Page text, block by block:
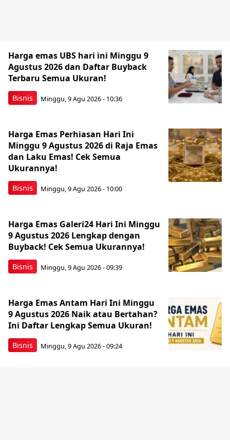
Bisnis
Harga emas UBS hari ini Minggu 9
Agustus 2026 dan Daftar Buyback
Terbaru Semua Ukuran!
Minggu, 9 Agu 2026 - 10:36
Bisnis
Harga Emas Perhiasan Hari Ini
Minggu 9 Agustus 2026 di Raja Emas
dan Laku Emas! Cek Semua
Ukurannya!
Minggu, 9 Agu 2026 - 10:00
Bisnis
Harga Emas Galeri24 Hari Ini Minggu
9 Agustus 2026 Lengkap dengan
Buyback! Cek Semua Ukurannya!
Minggu, 9 Agu 2026 - 09:39
Bisnis
Harga Emas Antam Hari Ini Minggu
9 Agustus 2026 Naik atau Bertahan?
Ini Daftar Lengkap Semua Ukuran!
Minggu, 9 Agu 2026 - 09:24